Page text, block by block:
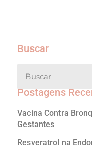
Buscar
Postagens
Vacina Contra
Gestantes
Resveratrol na